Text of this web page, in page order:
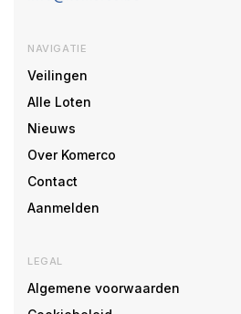
NAVIGATIE
Veilingen
Alle Loten
Nieuws
Over Komerco
Contact
Aanmelden
LEGAL
Algemene voorwaarden